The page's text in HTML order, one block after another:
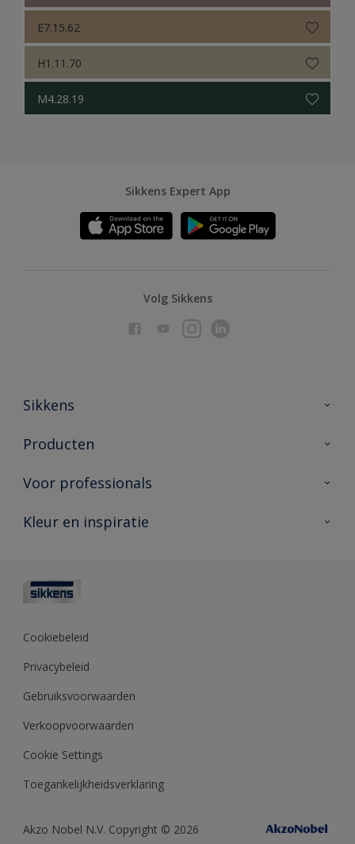
E7.15.62
H1.11.70
M4.28.19
Sikkens Expert App
Volg Sikkens
Sikkens
Over Sikkens
Duurzaamheid
Producten
Producten voor binnen
Vind je verkooppunt
Voor professionals
Advies & service
Polyfilla Pro
Sikkens Center
Kleur en inspiratie
Kleurtesters
Kleurcollecties
Kennisbank
Cookiebeleid
Privacybeleid
Gebruiksvoorwaarden
Verkoopvoorwaarden
Cookie Settings
Toegankelijkheidsverklaring
Akzo Nobel N.V. Copyright © 2026